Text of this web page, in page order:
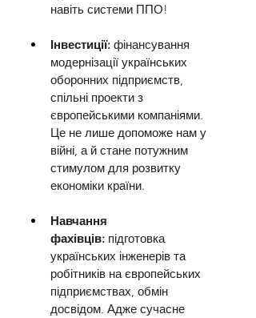
навіть системи ППО!
Інвестиції: фінансування
модернізації українських
оборонних підприємств,
спільні проекти з
європейськими компаніями.
Це не лише допоможе нам у
війні, а й стане потужним
стимулом для розвитку
економіки країни.
Навчання
фахівців: підготовка
українських інженерів та
робітників на європейських
підприємствах, обмін
досвідом. Адже сучасне